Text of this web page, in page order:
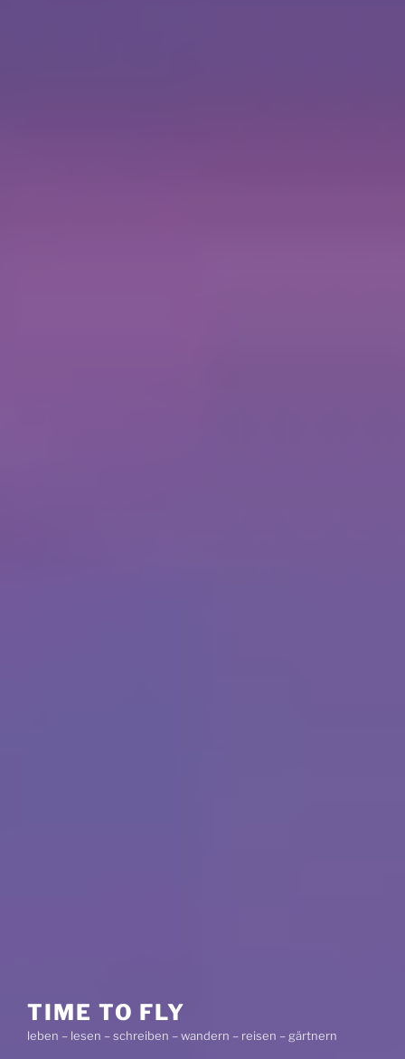
TIME TO FLY
leben – lesen – schreiben – wandern – reisen – gärtnern